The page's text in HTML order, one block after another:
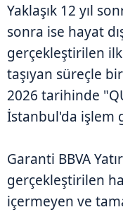
Yaklaşık 12 yıl
sonra ise hayat
gerçekleştirilen
taşıyan süreçle
2026 tarihinde
İstanbul'da işlem
Garanti BBVA
gerçekleştirilen
içermeyen ve